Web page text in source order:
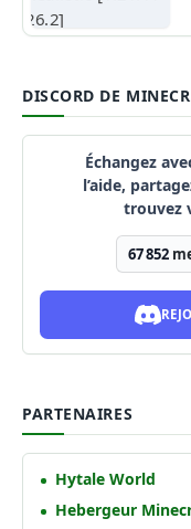
DISCORD DE
Échangez
l’aide,
trouvez
67 852
PARTENAIRES
Hytale World
Hebergeur